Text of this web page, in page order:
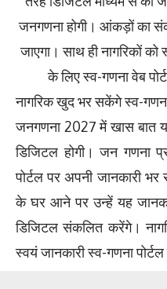
जनगणना होगी। आंकड़ों का
जाएगा। साथ ही नागरिकों
के लिए स्व-गणना वेब
नागरिक खुद भर सकेंगे स्व-गणना
जनगणना 2027 में खास बात
डिजिटल होगी। जन गणना
पोर्टल पर अपनी जानकारी
के घर आने पर उन्हें यह
डिजिटल संकलित करेंगे।
स्वयं जानकारी स्व-गणना